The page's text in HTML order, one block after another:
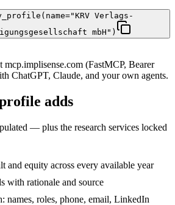
Verlags-
mbH")
mcp.implisense.com (FastMCP, Bearer
ChatGPT, Claude, and your own agents.
adds
— plus the research services locked
and equity across every available year
with rationale and source
names, roles, phone, email, LinkedIn